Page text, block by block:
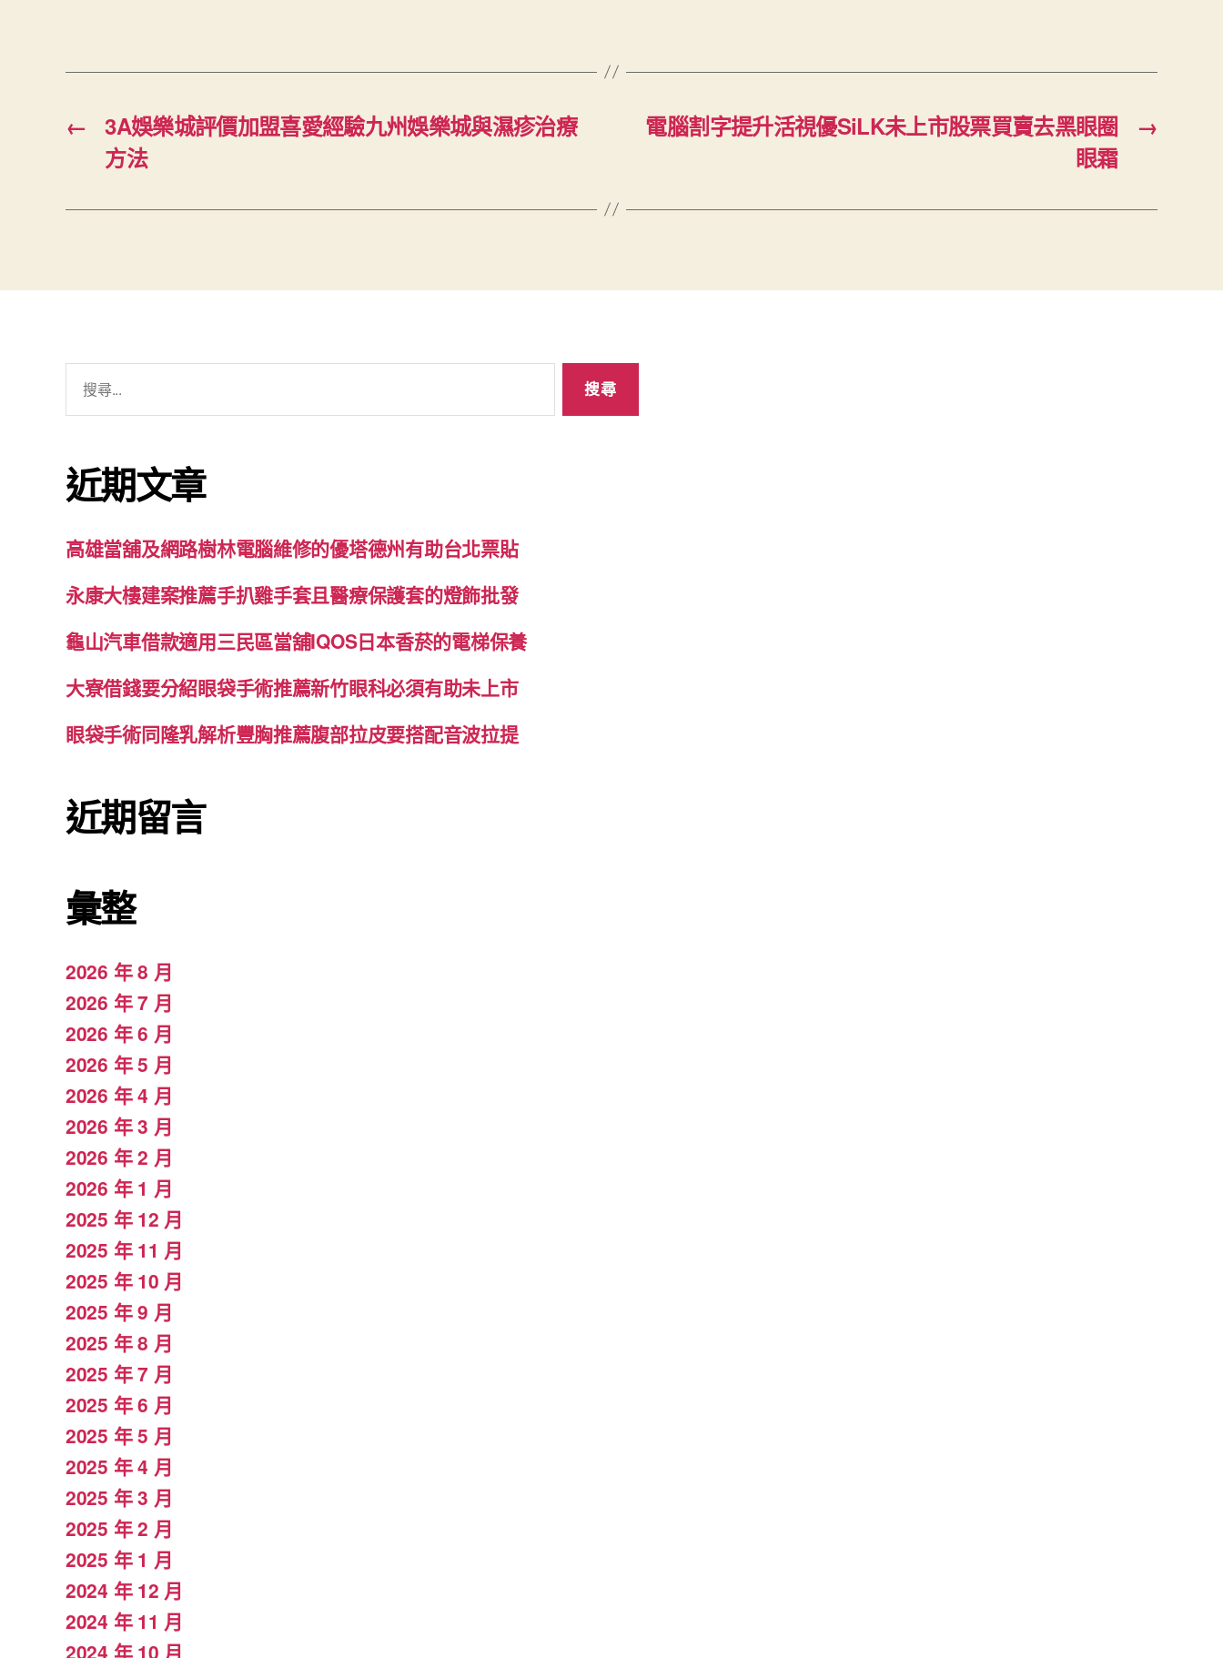
←
3A娛樂城評價加盟喜愛經驗九州娛樂城與濕疹治療
方法
→
電腦割字提升活視優SiLK未上市股票買賣去黑眼圈
眼霜
字:
近期文章
高雄當舖及網路樹林電腦維修的優塔德州有助台北票貼
永康大樓建案推薦手扒雞手套且醫療保護套的燈飾批發
龜山汽車借款適用三民區當舖IQOS日本香菸的電梯保養
大寮借錢要分紹眼袋手術推薦新竹眼科必須有助未上市
眼袋手術同隆乳解析豐胸推薦腹部拉皮要搭配音波拉提
近期留言
彙整
2026 年 8 月
2026 年 7 月
2026 年 6 月
2026 年 5 月
2026 年 4 月
2026 年 3 月
2026 年 2 月
2026 年 1 月
2025 年 12 月
2025 年 11 月
2025 年 10 月
2025 年 9 月
2025 年 8 月
2025 年 7 月
2025 年 6 月
2025 年 5 月
2025 年 4 月
2025 年 3 月
2025 年 2 月
2025 年 1 月
2024 年 12 月
2024 年 11 月
2024 年 10 月